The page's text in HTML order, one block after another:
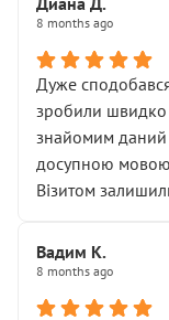
8 months ago
Дуже
зробили швидко
знайомим даний
досупною
Візитом
Вадим К.
8 months ago